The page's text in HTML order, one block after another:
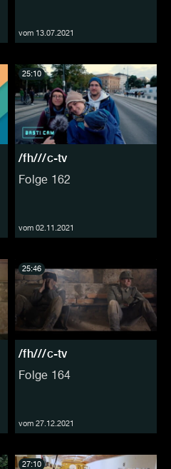
vom 13.07.2021
/fh///c-tv
Folge 162
vom 02.11.2021
25:10
/fh///c-tv
Folge 164
vom 27.12.2021
25:46
27:10